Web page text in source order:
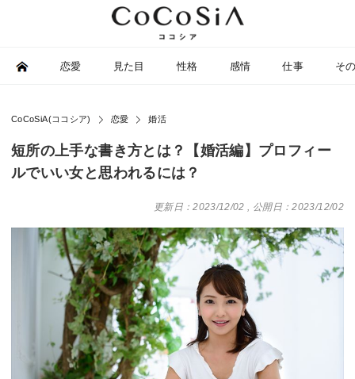
恋愛 見た目 性格 感情 仕事 そ
CoCoSiA(ココシア) 恋愛 婚活
短所の上手な書き方とは？【婚活編】プロフィー
ルでいい女と思われるには？
更新日：2023/12/02 , 公開日：2023/12/02